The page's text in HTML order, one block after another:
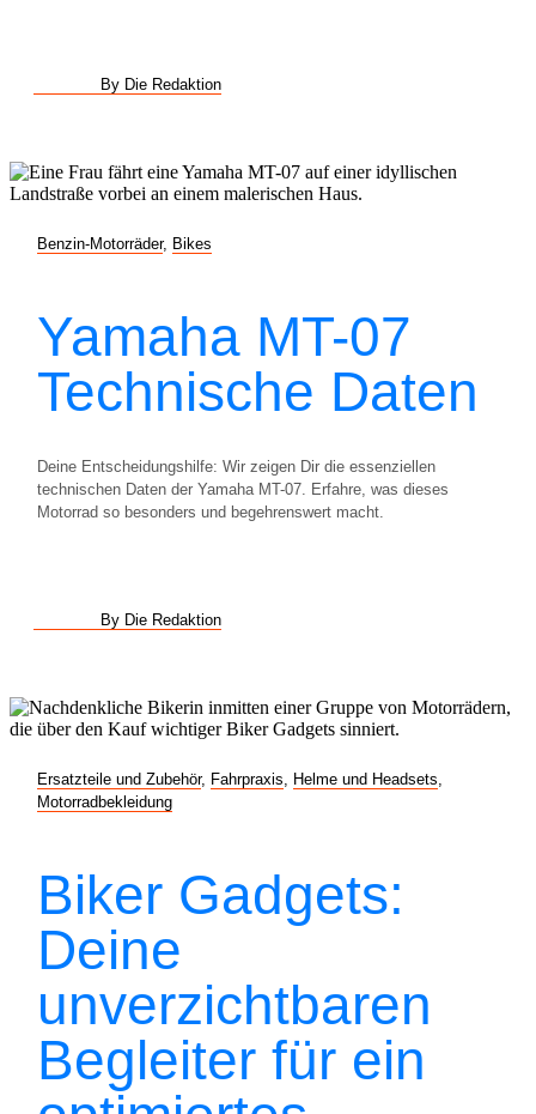
By Die Redaktion
Benzin-Motorräder, Bikes
Yamaha MT-07
Technische Daten
Deine Entscheidungshilfe: Wir zeigen Dir die essenziellen
technischen Daten der Yamaha MT-07. Erfahre, was dieses
Motorrad so besonders und begehrenswert macht.
By Die Redaktion
Ersatzteile und Zubehör, Fahrpraxis Helme und Headsets
Motorradbekleidung
Biker Gadgets:
Deine
unverzichtbaren
Begleiter für ein